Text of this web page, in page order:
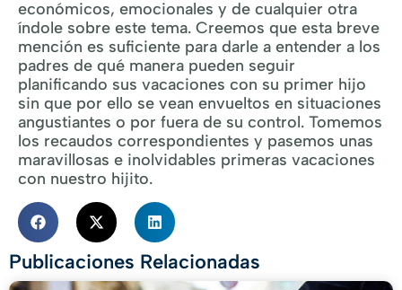
económicos, emocionales y de cualquier otra
índole sobre este tema. Creemos que esta breve
mención es suficiente para darle a entender a los
padres de qué manera pueden seguir
planificando sus vacaciones con su primer hijo
sin que por ello se vean envueltos en situaciones
angustiantes o por fuera de su control. Tomemos
los recaudos correspondientes y pasemos unas
maravillosas e inolvidables primeras vacaciones
con nuestro hijito.
Publicaciones Relacionadas